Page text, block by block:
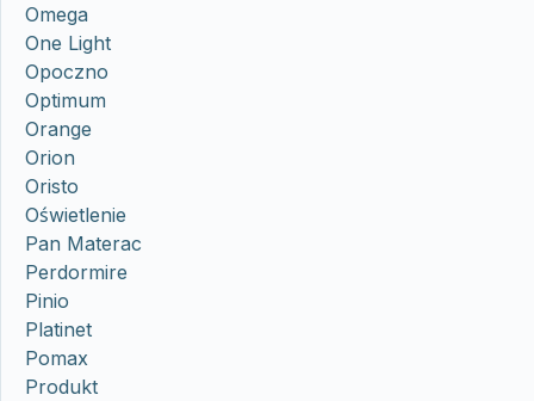
Omega
One Light
Opoczno
Optimum
Orange
Orion
Oristo
Oświetlenie
Pan Materac
Perdormire
Pinio
Platinet
Pomax
Produkt